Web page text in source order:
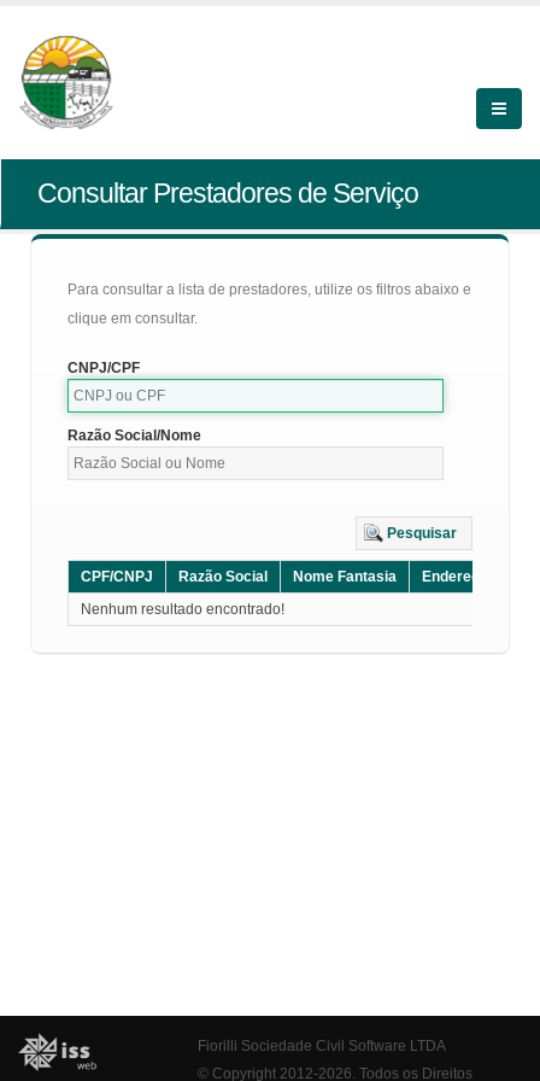
Consultar Prestadores de Serviço
Para consultar a lista de prestadores, utilize os filtros abaixo e
clique em consultar.
CNPJ/CPF
Razão Social/Nome
Pesquisar
CPF/CNPJ Razão Social Nome Fantasia Endereço
Nenhum resultado encontrado!
Fiorilli Sociedade Civil Software LTDA
© Copyright 2012-2026. Todos os Direitos